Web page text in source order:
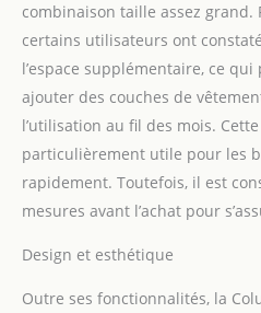
combinaison taille assez grand.
certains utilisateurs ont
l’espace supplémentaire, ce
ajouter des couches de
l’utilisation au fil des mois.
particulièrement utile pour les
rapidement. Toutefois, il est
mesures avant l’achat pour
Design et esthétique
Outre ses fonctionnalités, la